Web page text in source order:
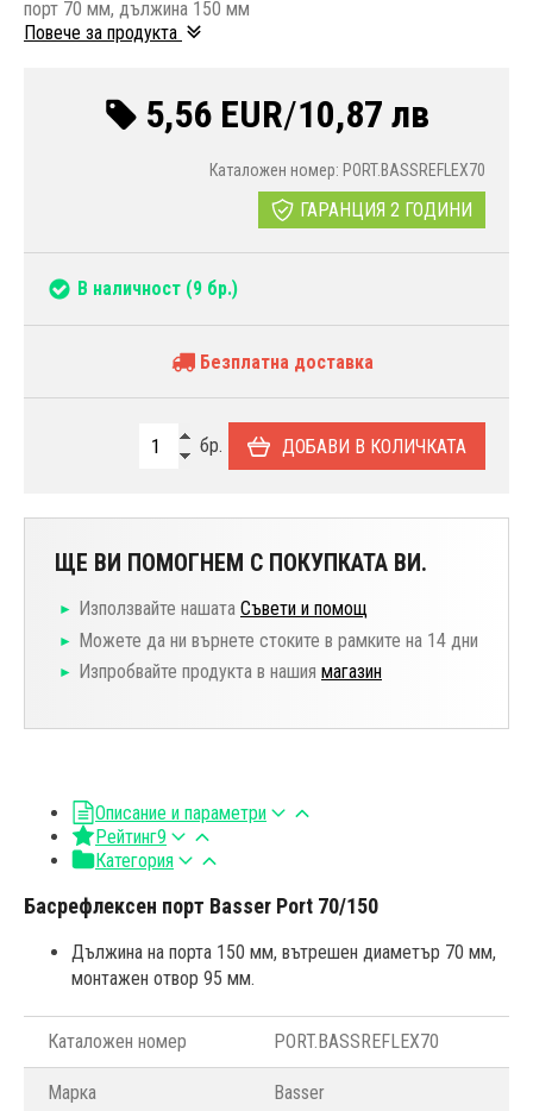
порт 70 мм, дължина 150 мм
Повече за продукта
5,56 EUR/10,87 лв
Каталожен номер: PORT.BASSREFLEX70
ГАРАНЦИЯ 2 ГОДИНИ
В наличност (9 бр.)
Безплатна доставка
бр. ДОБАВИ В КОЛИЧКАТА
ЩЕ ВИ ПОМОГНЕМ С ПОКУПКАТА ВИ.
Използвайте нашата Съвети и помощ
Можете да ни върнете стоките в рамките на 14 дни
Изпробвайте продукта в нашия магазин
Описание и параметри
Рейтинг9
Категория
Басрефлексен порт Basser Port 70/150
Дължина на порта 150 мм, вътрешен диаметър 70 мм,
монтажен отвор 95 мм.
Каталожен номер PORT.BASSREFLEX70
Марка Basser